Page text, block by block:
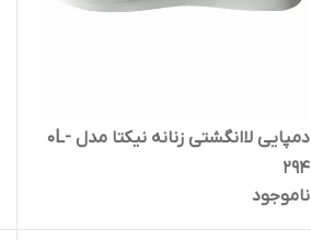
دمپایی لاانگشتی زنانه نیکتا مدل 0L-
294
ناموجود